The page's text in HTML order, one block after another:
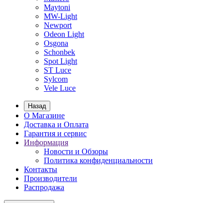
Maytoni
MW-Light
Newport
Odeon Light
Osgona
Schonbek
Spot Light
ST Luce
Sylcom
Vele Luce
Назад
О Магазине
Доставка и Оплата
Гарантия и сервис
Информация
Новости и Обзоры
Политика конфиденциальности
Контакты
Производители
Распродажа